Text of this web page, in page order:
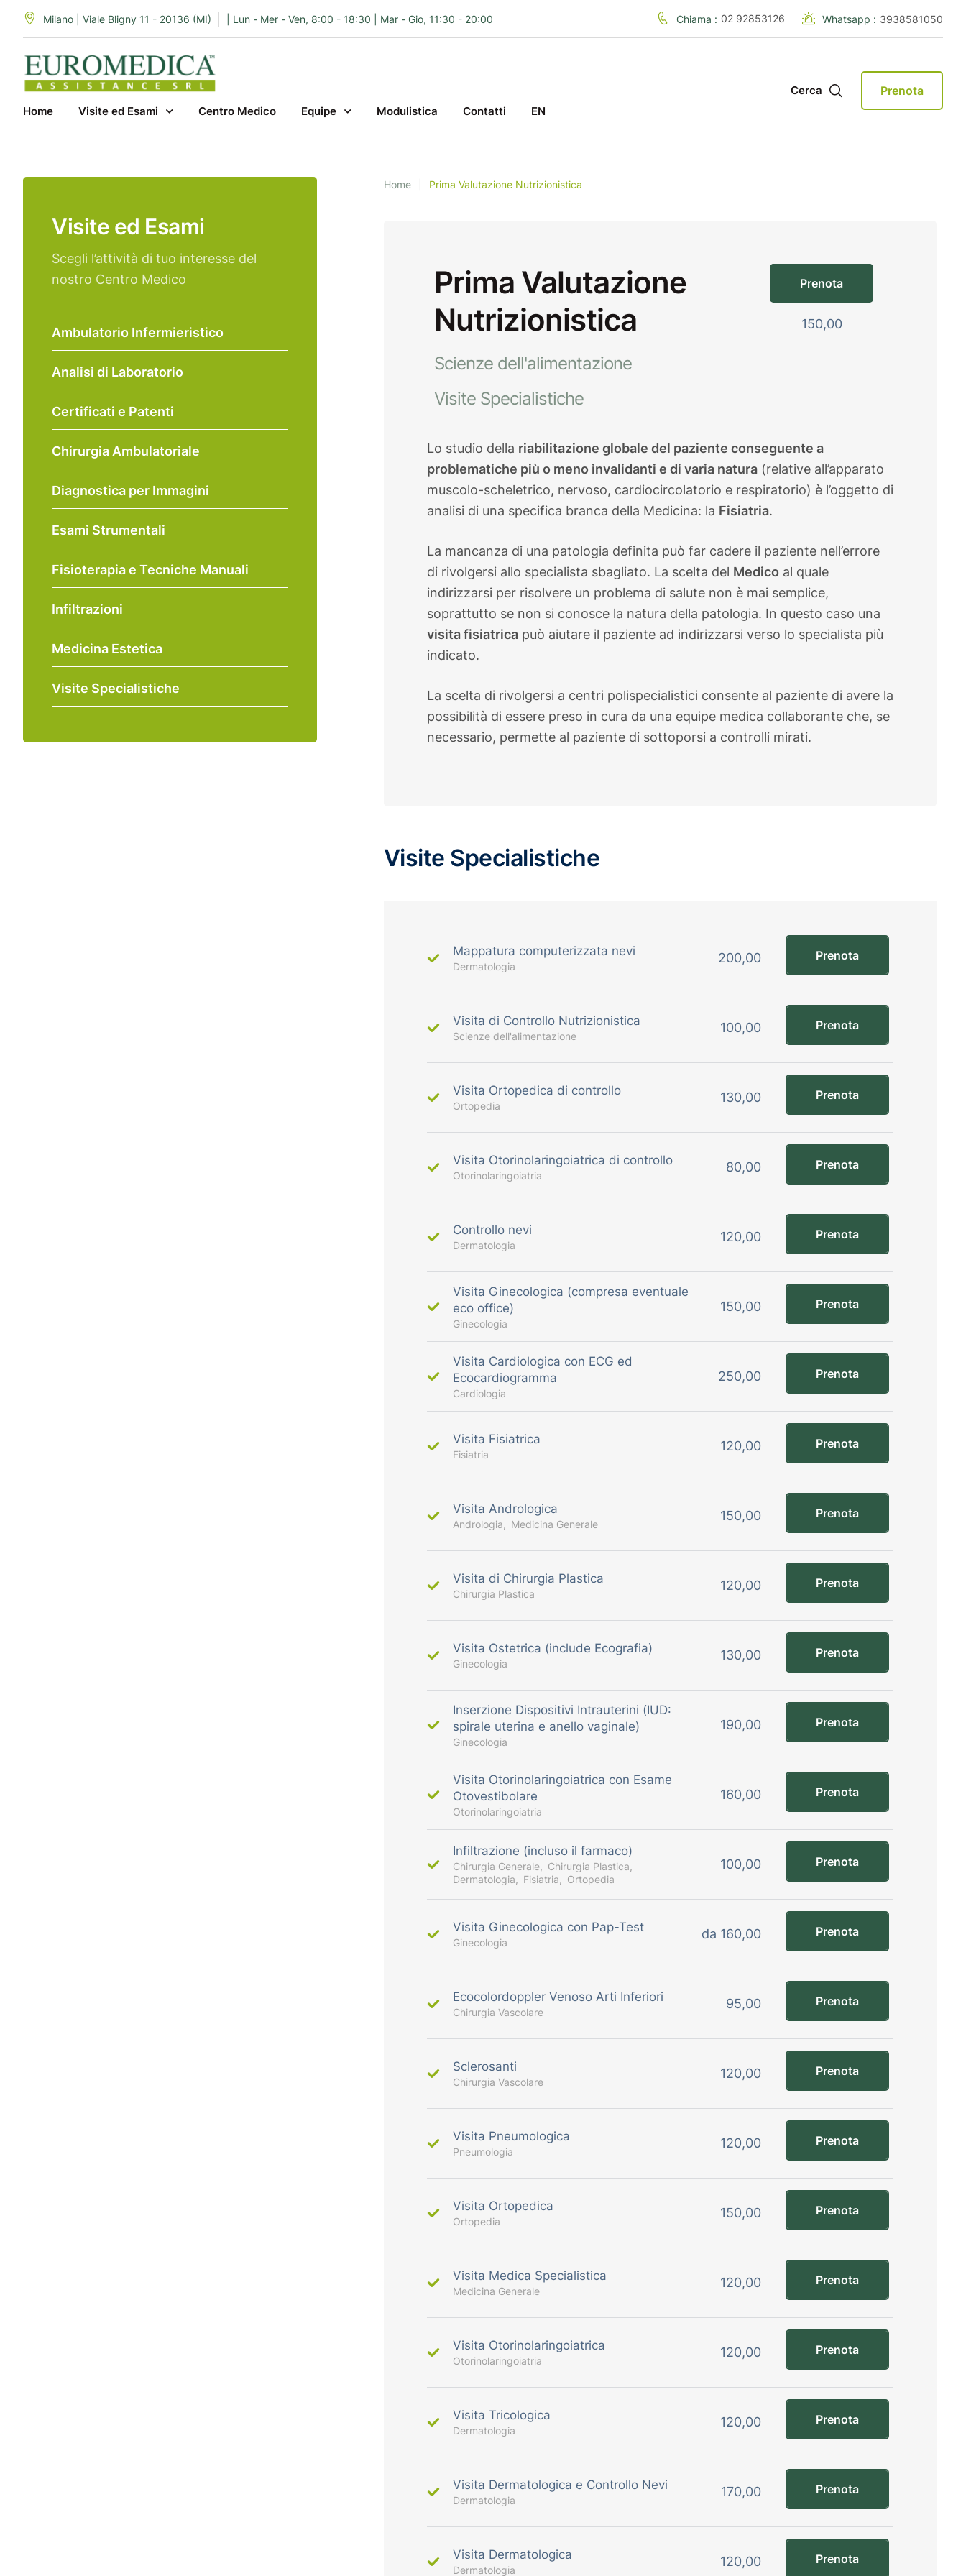
Milano | Viale Bligny 11 - 20136 (MI) | Lun - Mer - Ven, 8:00 - 18:30 | Mar - Gio, 11:30 - 20:00 Chiama : 02 92853126 Whatsapp : 3938581050
Home Visite ed Esami Centro Medico Equipe Modulistica Contatti EN
Cerca Prenota
Visite ed Esami
Scegli l’attività di tuo interesse del
nostro Centro Medico
Ambulatorio Infermieristico
Analisi di Laboratorio
Certificati e Patenti
Chirurgia Ambulatoriale
Diagnostica per Immagini
Esami Strumentali
Fisioterapia e Tecniche Manuali
Infiltrazioni
Medicina Estetica
Visite Specialistiche
Home Prima Valutazione Nutrizionistica
Prima Valutazione
Nutrizionistica
Scienze dell'alimentazione
Visite Specialistiche
Prenota
150,00
Lo studio della riabilitazione globale del paziente conseguente a
problematiche più o meno invalidanti e di varia natura(relative all’apparato
muscolo-scheletrico, nervoso, cardiocircolatorio e respiratorio) è l’oggetto di
analisi di una specifica branca della Medicina: la Fisiatria.
La mancanza di una patologia definita può far cadere il paziente nell’errore
di rivolgersi allo specialista sbagliato. La scelta del Medico al quale
indirizzarsi per risolvere un problema di salute non è mai semplice,
soprattutto se non si conosce la natura della patologia. In questo caso una
visita fisiatricapuò aiutare il paziente ad indirizzarsi verso lo specialista più
indicato.
La scelta di rivolgersi a centri polispecialistici consente al paziente di avere la
possibilità di essere preso in cura da una equipe medica collaborante che, se
necessario, permette al paziente di sottoporsi a controlli mirati.
Visite Specialistiche
Mappatura computerizzata nevi
Dermatologia
200,00 Prenota
Visita di Controllo Nutrizionistica
Scienze dell'alimentazione
100,00 Prenota
Visita Ortopedica di controllo
Ortopedia
130,00 Prenota
Visita Otorinolaringoiatrica di controllo
Otorinolaringoiatria
80,00 Prenota
Controllo nevi
Dermatologia
120,00 Prenota
Visita Ginecologica (compresa eventuale
eco office)
Ginecologia
150,00 Prenota
Visita Cardiologica con ECG ed
Ecocardiogramma
Cardiologia
250,00 Prenota
Visita Fisiatrica
Fisiatria
120,00 Prenota
Visita Andrologica
Andrologia Medicina Generale
150,00 Prenota
Visita di Chirurgia Plastica
Chirurgia Plastica
120,00 Prenota
Visita Ostetrica (include Ecografia)
Ginecologia
130,00 Prenota
Inserzione Dispositivi Intrauterini (IUD:
spirale uterina e anello vaginale)
Ginecologia
190,00 Prenota
Visita Otorinolaringoiatrica con Esame
Otovestibolare
Otorinolaringoiatria
160,00 Prenota
Infiltrazione (incluso il farmaco)
Chirurgia Generale
Chirurgia Plastica
Dermatologia
Fisiatria Ortopedia
100,00 Prenota
Visita Ginecologica con Pap-Test
Ginecologia
da 160,00 Prenota
Ecocolordoppler Venoso Arti Inferiori
Chirurgia Vascolare
95,00 Prenota
Sclerosanti
Chirurgia Vascolare
120,00 Prenota
Visita Pneumologica
Pneumologia
120,00 Prenota
Visita Ortopedica
Ortopedia
150,00 Prenota
Visita Medica Specialistica
Medicina Generale
120,00 Prenota
Visita Otorinolaringoiatrica
Otorinolaringoiatria
120,00 Prenota
Visita Tricologica
Dermatologia
120,00 Prenota
Visita Dermatologica e Controllo Nevi
Dermatologia
170,00 Prenota
Visita Dermatologica
Dermatologia
120,00 Prenota